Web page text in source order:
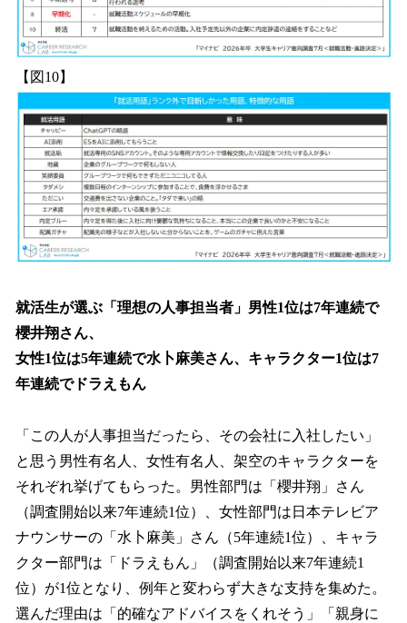
【図10】
就活生が選ぶ「理想の人事担当者」男性1位は7年連続で
櫻井翔さん、
女性1位は5年連続で水卜麻美さん、キャラクター1位は7
年連続でドラえもん
「この人が人事担当だったら、その会社に入社したい」
と思う男性有名人、女性有名人、架空のキャラクターを
それぞれ挙げてもらった。男性部門は「櫻井翔」さん
（調査開始以来7年連続1位）、女性部門は日本テレビア
ナウンサーの「水卜麻美」さん（5年連続1位）、キャラ
クター部門は「ドラえもん」（調査開始以来7年連続1
位）が1位となり、例年と変わらず大きな支持を集めた。
選んだ理由は「的確なアドバイスをくれそう」「親身に